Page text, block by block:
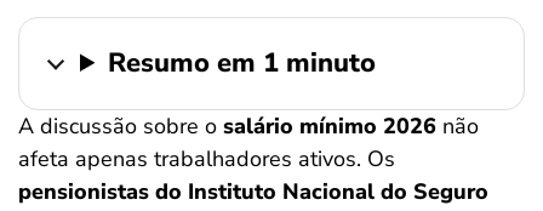
Resumo em 1 minuto
A discussão sobre o salário mínimo 2026 não
afeta apenas trabalhadores ativos. Os
pensionistas do Instituto Nacional do Seguro